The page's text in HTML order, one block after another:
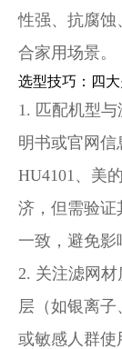
性强、抗腐蚀
合家用场景。
选型技巧：四
1. 匹配机型
明书或官网
HU4101、美
济，但需验证
一致，避免影
2. 关注滤网材
层（如银离
或敏感人群使